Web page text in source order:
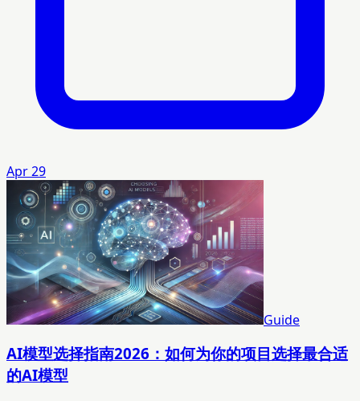
Apr 29
Guide
AI模型选择指南2026：如何为你的项目选择最合适
的AI模型